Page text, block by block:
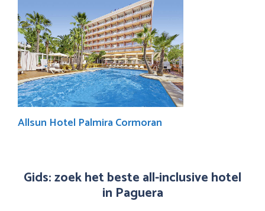
Allsun Hotel Palmira Cormoran
Gids: zoek het beste all-inclusive hotel
in Paguera